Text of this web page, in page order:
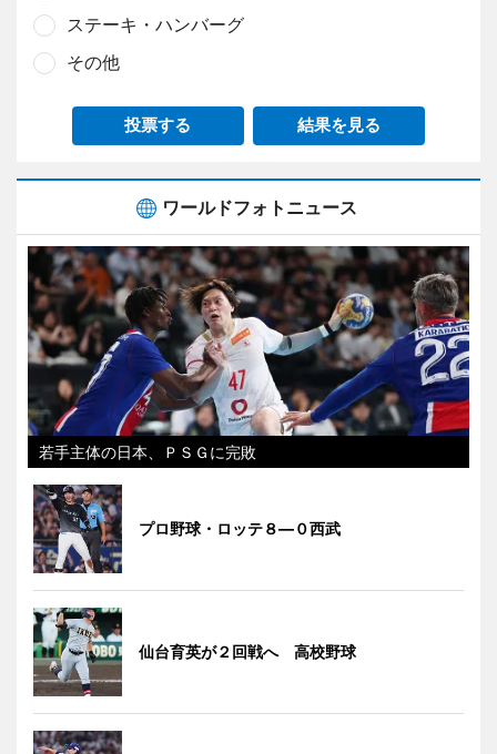
ステーキ・ハンバーグ
その他
投票する 結果を見る
ワールドフォトニュース
若手主体の日本、ＰＳＧに完敗
プロ野球・ロッテ８―０西武
仙台育英が２回戦へ 高校野球